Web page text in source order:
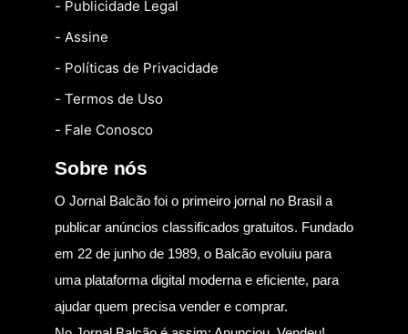
- Publicidade Legal
- Assine
- Políticas de Privacidade
- Termos de Uso
- Fale Conosco
Sobre nós
O Jornal Balcão foi o primeiro jornal no Brasil a
publicar anúncios classificados gratuitos. Fundado
em 22 de junho de 1989, o Balcão evoluiu para
uma plataforma digital moderna e eficiente, para
ajudar quem precisa vender e comprar.